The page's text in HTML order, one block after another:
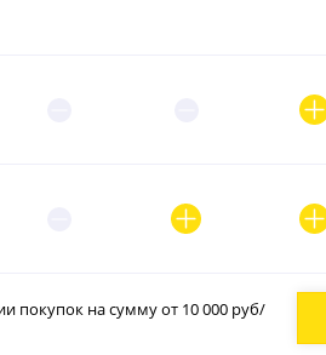
покупок на сумму от 10 000 руб/